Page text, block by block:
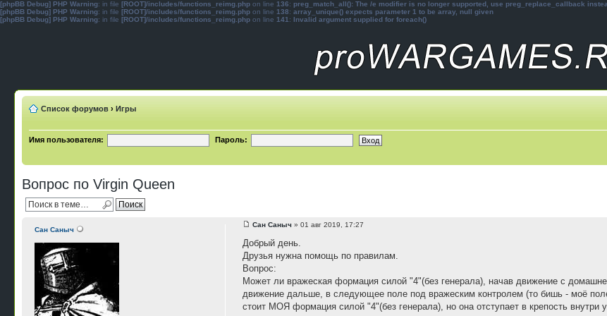
[phpBB Debug] PHP Warning: in file [ROOT]/includes/functions_reimg.php on line 136: preg_match_all(): The /e modifier is no longer supported, use preg_replace_callback
[phpBB Debug] PHP Warning: in file [ROOT]/includes/functions_reimg.php on line 138: array_unique() expects parameter 1 to be array, null given
[phpBB Debug] PHP Warning: in file [ROOT]/includes/functions_reimg.php on line 141 : Invalid argument supplied for foreach()
Список форумов › Игры
Имя пользователя: Пароль:
Вопрос по Virgin Queen
Сан Саныч » 01 авг 2019, 17:27
Добрый день.
Друзья нужна помощь по правилам.
Вопрос:
Может ли вражеская формация силой "4"(без генерала), начав движение с
движение дальше, в следующее поле под вражеским контролем (то бишь - моё
стоит МОЯ формация силой "4"(без генерала), но она отступает в крепость внутри
Сан Саныч